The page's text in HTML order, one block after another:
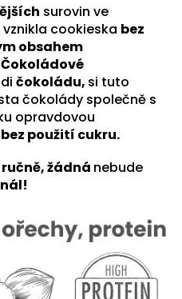
surovin ve
vznikla cookieska bez
obsahem
čokoládu, si tuto
čokolády společně s
opravdovou
bez použití cukru.
žádná nebude